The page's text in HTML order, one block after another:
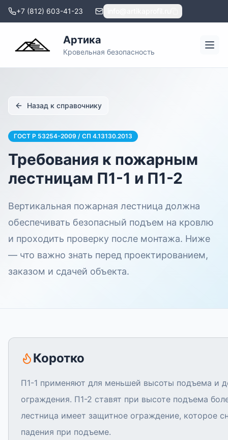
+7 (812) 603-41-23
Артика
Кровельная безопасность
Назад к справочнику
ГОСТ Р 53254-2009 / СП 4.13130.2013
Требования к пожарным
лестницам П1-1 и П1-2
Вертикальная пожарная лестница должна
обеспечивать безопасный подъем на кровлю
и проходить проверку после монтажа. Ниже
— что важно знать перед проектированием,
заказом и сдачей объекта.
Коротко
П1-1 применяют для меньшей высоты подъема и
ограждения. П1-2 ставят при высоте подъема
лестница имеет защитное ограждение, которое
падения при подъеме.